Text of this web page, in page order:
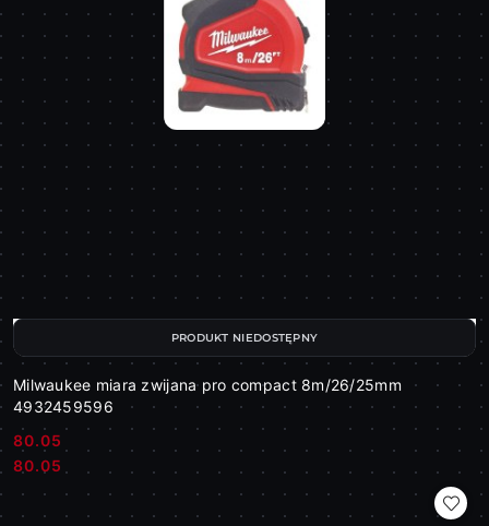
Milwaukee miara zwijana pro compact 8m/26/25mm
4932459596
Cena:
80.05
Cena:
80.05
PRODUKT NIEDOSTĘPNY